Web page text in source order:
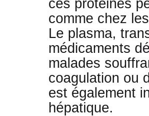
ces protéines
comme chez
Le plasma,
médicaments
malades
coagulation ou
est également
hépatique.